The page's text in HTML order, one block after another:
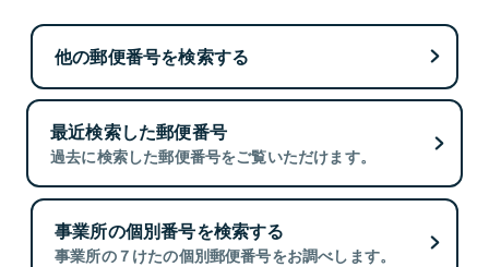
他の郵便番号を検索する
最近検索した郵便番号
過去に検索した郵便番号をご覧いただけます。
事業所の個別番号を検索する
事業所の７けたの個別郵便番号をお調べします。